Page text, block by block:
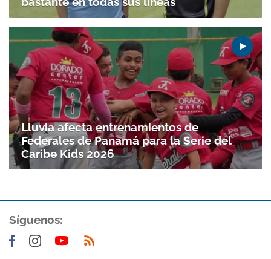
Gracias por suscribirte a nuestro boletín.
ACEPTAR
Lluvia afecta entrenamientos de
Federales de Panamá para la Serie del
Caribe Kids 2026
Síguenos: